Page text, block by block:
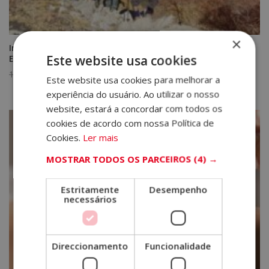
Instrutor e Guia de Caminhada -Selo de Notário
Europeu-
1.920,00
preço
original
era:
1.920,00€.
preço
atual
é:
480,00€.
×
Este website usa cookies
Este website usa cookies para melhorar a
experiência do usuário. Ao utilizar o nosso
website, estará a concordar com todos os
cookies de acordo com nossa Política de
Cookies. Ler mais
MOSTRAR TODOS OS PARCEIROS (4) →
Estritamente
necessários
Desempenho
Direccionamento Funcionalidade